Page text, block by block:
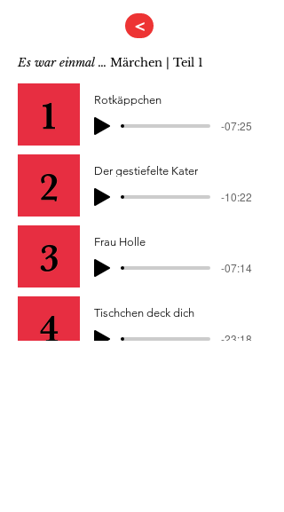
<
Es war einmal … Märchen | Teil 1
Rotkäppchen
-07:25
Der gestiefelte Kater
-10:22
Frau Holle
-07:14
Tischchen deck dich
-23:18